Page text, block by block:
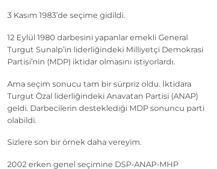
3 Kasım 1983’de seçime gidildi.
12 Eylül 1980 darbesini yapanlar emekli General
Turgut Sunalp’in liderliğindeki Milliyetçi Demokrasi
Partisi’nin (MDP) iktidar olmasını istiyorlardı.
Ama seçim sonucu tam bir sürpriz oldu. İktidara
Turgut Özal liderliğindeki Anavatan Partisi (ANAP)
geldi. Darbecilerin desteklediği MDP sonuncu parti
olabildi.
Sizlere son bir örnek daha vereyim.
2002 erken genel seçimine DSP-ANAP-MHP